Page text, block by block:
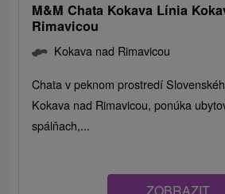
M&M Chata Kokava Línia
Rimavicou
Kokava nad Rimavicou
Chata v peknom prostredí
Kokava nad Rimavicou, ponúka
spálňach,...